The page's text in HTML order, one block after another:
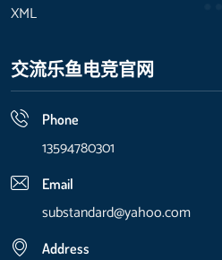
XML
交流乐鱼电竞官网
Phone
13594780301
Email
substandard@yahoo.com
Address